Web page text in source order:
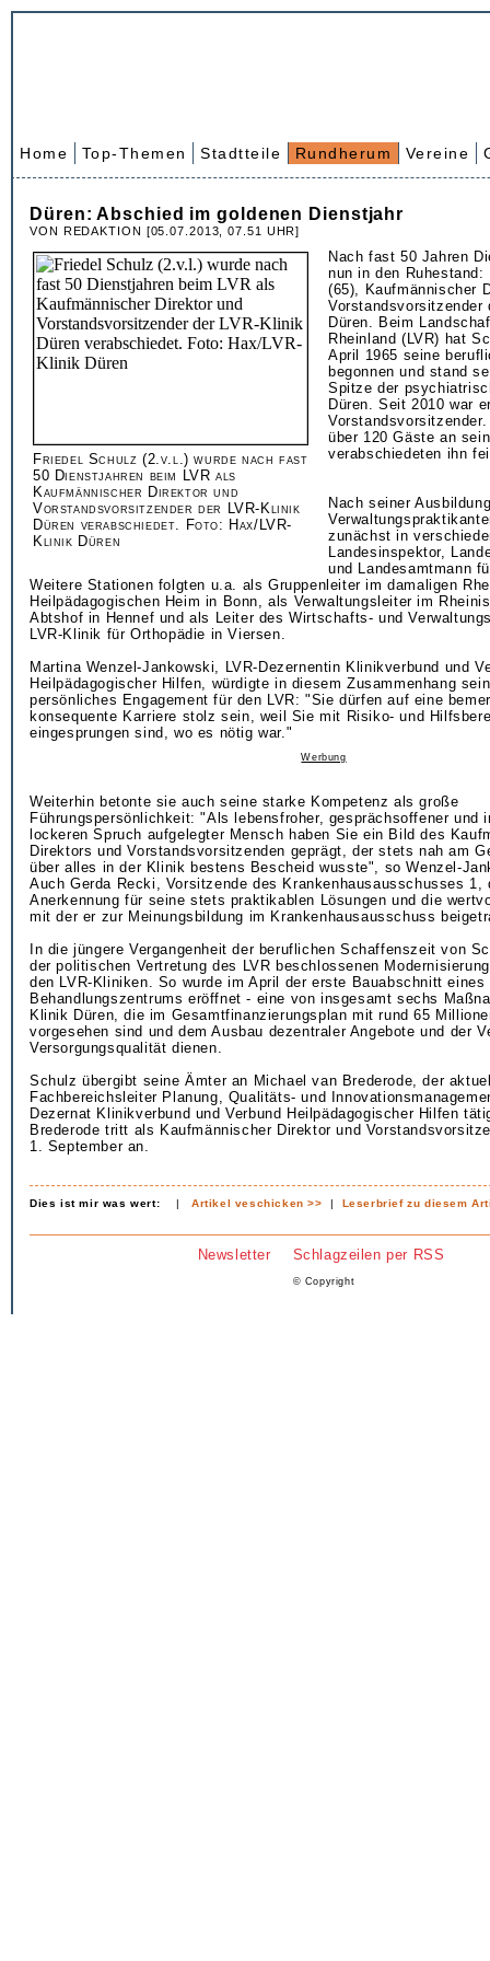
Home Top-Themen Stadtteile Rundherum Vereine
Düren: Abschied im goldenen Dienstjahr
VON REDAKTION [05.07.2013, 07.51 UHR]
Friedel Schulz (2.v.l.) wurde nach fast
50 Dienstjahren beim LVR als
Kaufmännischer Direktor und
Vorstandsvorsitzender der LVR-Klinik
Düren verabschiedet. Foto: Hax/LVR-
Klinik Düren
Nach fast 50 Jahren
nun in den
(65), Kaufmännischer
Vorstandsvorsitzender
Düren. Beim
Rheinland (LVR) hat
April 1965 seine
begonnen und stand
Spitze der
Düren. Seit 2010 war
über 120 Gäste an
verabschiedeten ihn
Nach seiner
zunächst in
Landesinspektor,
und Landesamtmann
Weitere Stationen folgten u.a. als Gruppenleiter im damaligen
Heilpädagogischen Heim in Bonn, als Verwaltungsleiter im
Abtshof in Hennef und als Leiter des Wirtschafts- und
LVR-Klinik für Orthopädie in Viersen.
Martina Wenzel-Jankowski, LVR-Dezernentin Klinikverbund und
Heilpädagogischer Hilfen, würdigte in diesem Zusammenhang
persönliches Engagement für den LVR: "Sie dürfen auf eine
konsequente Karriere stolz sein, weil Sie mit Risiko- und
eingesprungen sind, wo es nötig war."
Werbung
Weiterhin betonte sie auch seine starke Kompetenz als große
Führungspersönlichkeit: "Als lebensfroher, gesprächsoffener und
lockeren Spruch aufgelegter Mensch haben Sie ein Bild des
Direktors und Vorstandsvorsitzenden geprägt, der stets nah am
über alles in der Klinik bestens Bescheid wusste", so Wenzel-
Auch Gerda Recki, Vorsitzende des Krankenhausausschusses
Anerkennung für seine stets praktikablen Lösungen und die
mit der er zur Meinungsbildung im Krankenhausausschuss
In die jüngere Vergangenheit der beruflichen Schaffenszeit von
der politischen Vertretung des LVR beschlossenen
den LVR-Kliniken. So wurde im April der erste Bauabschnitt eines
Behandlungszentrums eröffnet - eine von insgesamt sechs
Klinik Düren, die im Gesamtfinanzierungsplan mit rund 65
vorgesehen sind und dem Ausbau dezentraler Angebote und der
Versorgungsqualität dienen.
Schulz übergibt seine Ämter an Michael van Brederode, der
Fachbereichsleiter Planung, Qualitäts- und
Dezernat Klinikverbund und Verbund Heilpädagogischer Hilfen
Brederode tritt als Kaufmännischer Direktor und
1. September an.
Dies ist mir was wert: |Artikel veschicken >> | Leserbrief zu diesem
Newsletter Schlagzeilen per RSS
© Copyright